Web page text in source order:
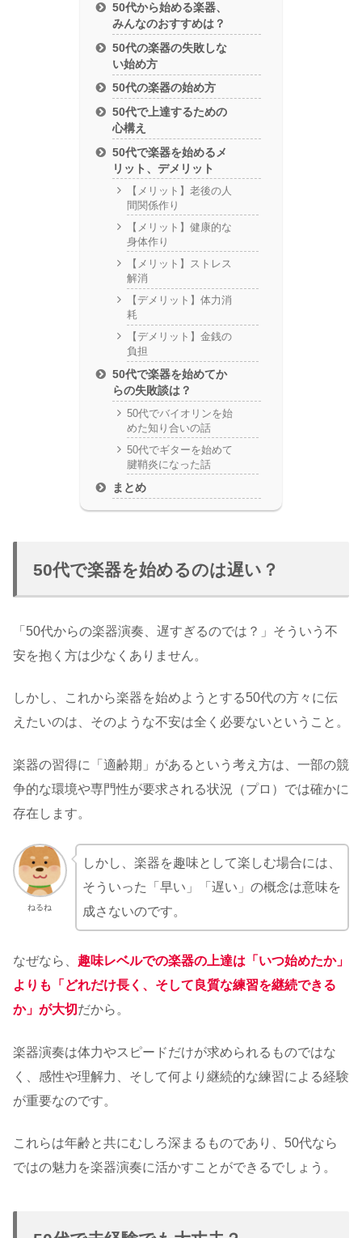
50代から始める楽器、
みんなのおすすめは？
50代の楽器の失敗しな
い始め方
50代の楽器の始め方
50代で上達するための
心構え
50代で楽器を始めるメ
リット、デメリット
【メリット】老後の人
間関係作り
【メリット】健康的な
身体作り
【メリット】ストレス
解消
【デメリット】体力消
耗
【デメリット】金銭の
負担
50代で楽器を始めてか
らの失敗談は？
50代でバイオリンを始
めた知り合いの話
50代でギターを始めて
腱鞘炎になった話
まとめ
50代で楽器を始めるのは遅い？
「50代からの楽器演奏、遅すぎるのでは？」そういう不
安を抱く方は少なくありません。
しかし、これから楽器を始めようとする50代の方々に伝
えたいのは、そのような不安は全く必要ないということ。
楽器の習得に「適齢期」があるという考え方は、一部の競
争的な環境や専門性が要求される状況（プロ）では確かに
存在します。
ねるね
しかし、楽器を趣味として楽しむ場合には、
そういった「早い」「遅い」の概念は意味を
成さないのです。
なぜなら、 趣味レベルでの楽器の上達は「いつ始めたか」
よりも「どれだけ長く、そして良質な練習を継続できる
か」が大切だから。
楽器演奏は体力やスピードだけが求められるものではな
く、感性や理解力、そして何より継続的な練習による経験
が重要なのです。
これらは年齢と共にむしろ深まるものであり、50代なら
ではの魅力を楽器演奏に活かすことができるでしょう。